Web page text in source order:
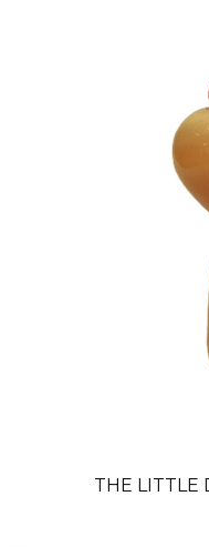
THE LITTLE